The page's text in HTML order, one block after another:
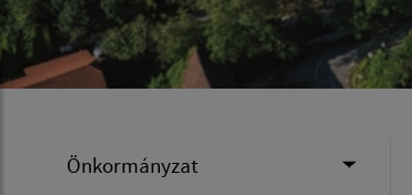
Önkormányzat